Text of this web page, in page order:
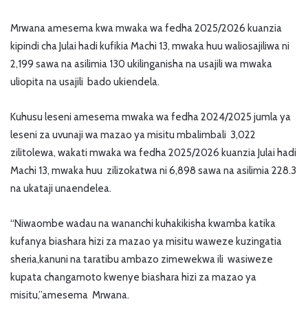
Mrwana amesema kwa mwaka wa fedha 2025/2026 kuanzia
kipindi cha Julai hadi kufikia Machi 13, mwaka huu waliosajiliwa ni
2,199 sawa na asilimia 130 ukilinganisha na usajili wa mwaka
uliopita na usajili bado ukiendela.
Kuhusu leseni amesema mwaka wa fedha 2024/2025 jumla ya
leseni za uvunaji wa mazao ya misitu mbalimbali 3,022
zilitolewa, wakati mwaka wa fedha 2025/2026 kuanzia Julai hadi
Machi 13, mwaka huu zilizokatwa ni 6,898 sawa na asilimia 228.3
na ukataji unaendelea.
“Niwaombe wadau na wananchi kuhakikisha kwamba katika
kufanya biashara hizi za mazao ya misitu waweze kuzingatia
sheria,kanuni na taratibu ambazo zimewekwa ili wasiweze
kupata changamoto kwenye biashara hizi za mazao ya
misitu,”amesema Mrwana.